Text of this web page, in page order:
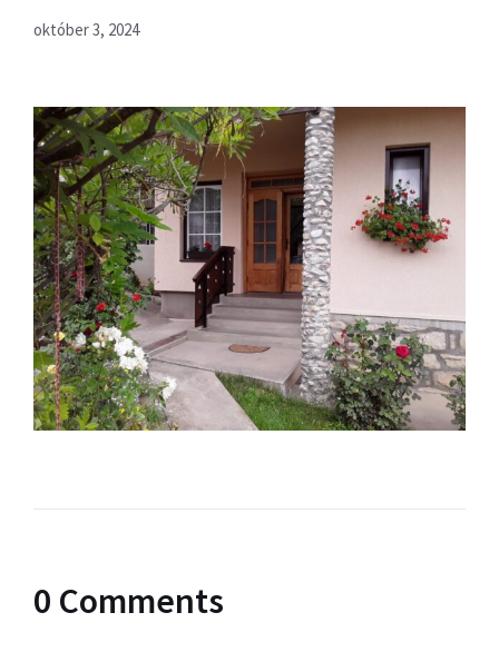
október 3, 2024
0 Comments